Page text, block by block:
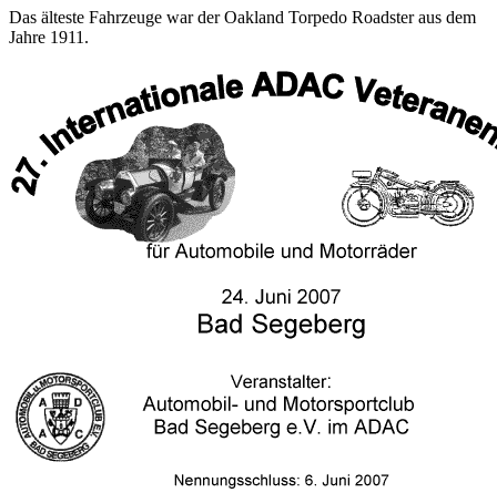
Das älteste Fahrzeuge war der Oakland Torpedo Roadster aus dem
Jahre 1911.